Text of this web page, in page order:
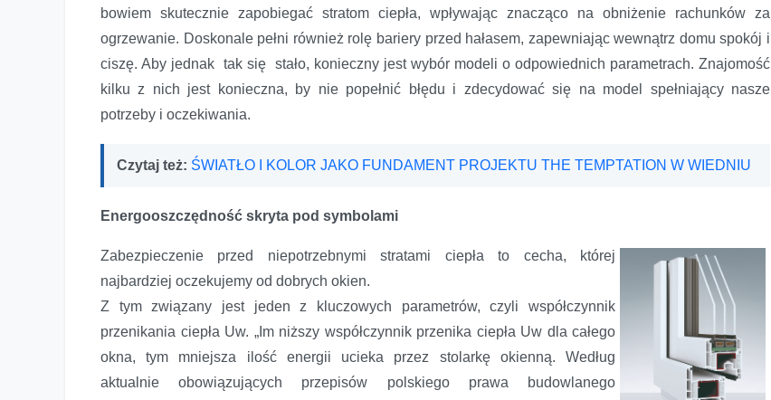
bowiem skutecznie zapobiegać stratom ciepła, wpływając znacząco na obniżenie rachunków za
ogrzewanie. Doskonale pełni również rolę bariery przed hałasem, zapewniając wewnątrz domu spokój i
ciszę. Aby jednak tak się stało, konieczny jest wybór modeli o odpowiednich parametrach. Znajomość
kilku z nich jest konieczna, by nie popełnić błędu i zdecydować się na model spełniający nasze
potrzeby i oczekiwania.
Czytaj też: ŚWIATŁO I KOLOR JAKO FUNDAMENT PROJEKTU THE TEMPTATION W WIEDNIU
Energooszczędność skryta pod symbolami
Zabezpieczenie przed niepotrzebnymi stratami ciepła to cecha, której
najbardziej oczekujemy od dobrych okien.
Z tym związany jest jeden z kluczowych parametrów, czyli współczynnik
przenikania ciepła Uw. „Im niższy współczynnik przenika ciepła Uw dla całego
okna, tym mniejsza ilość energii ucieka przez stolarkę okienną. Według
aktualnie obowiązujących przepisów polskiego prawa budowlanego